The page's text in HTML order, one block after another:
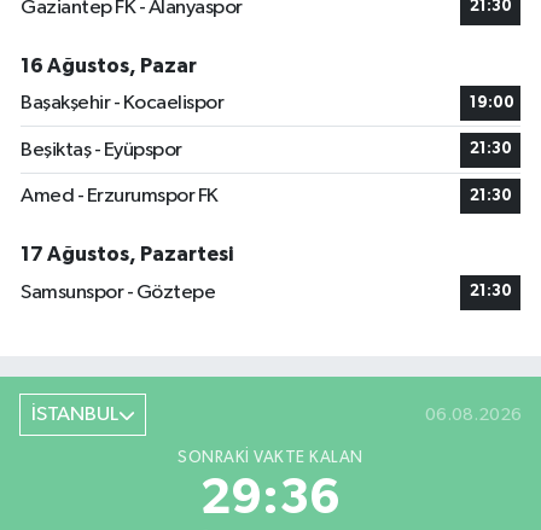
Gaziantep FK - Alanyaspor 21:30
16 Ağustos, Pazar
Başakşehir - Kocaelispor
19:00
Beşiktaş - Eyüpspor 21:30
Amed - Erzurumspor FK 21:30
17 Ağustos, Pazartesi
Samsunspor - Göztepe
21:30
İSTANBUL 06.08.2026
SONRAKI VAKTE KALAN
29:36